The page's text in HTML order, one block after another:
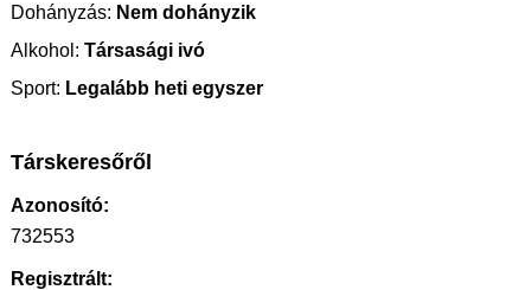
Dohányzás: Nem dohányzik
Alkohol: Társasági ivó
Sport: Legalább heti egyszer
Társkeresőről
Azonosító:
732553
Regisztrált: